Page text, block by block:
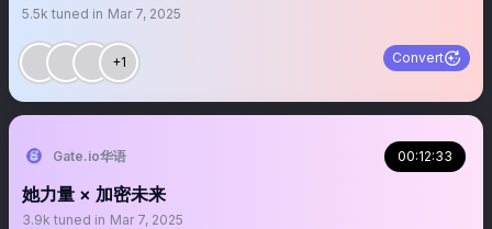
5.5k tuned in Mar 7, 2025
+1 Convert
Gate.io华语 00:12:33
她力量 × 加密未来
3.9k tuned in Mar 7, 2025